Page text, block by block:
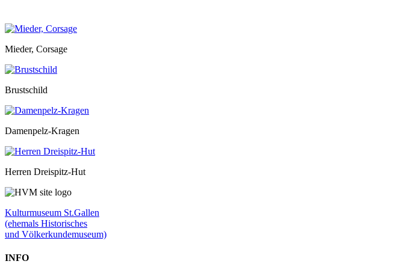
Mieder, Corsage
Brustschild
Damenpelz-Kragen
Herren Dreispitz-Hut
Kulturmuseum St.Gallen
(ehemals Historisches
und Völkerkundemuseum)
INFO